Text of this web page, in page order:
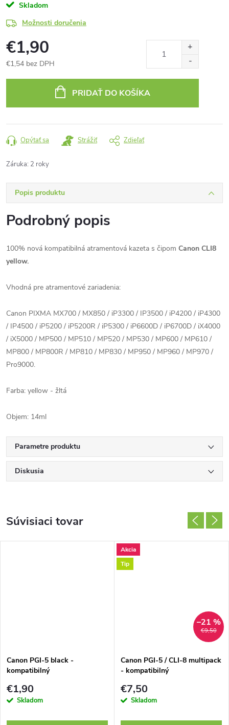
Skladom
Možnosti doručenia
€1,90
€1,54 bez DPH
PRIDAŤ DO KOŠÍKA
Opýtať sa Strážiť Zdieľať
Záruka: 2 roky
Popis produktu
Podrobný popis
100% nová kompatibilná atramentová kazeta s čipom Canon CLI8
yellow.
Vhodná pre atramentové zariadenia:
Canon PIXMA MX700 / MX850 / iP3300 / IP3500 / iP4200 / iP4300
/ IP4500 / iP5200 / iP5200R / iP5300 / iP6600D / iP6700D / iX4000
/ iX5000 / MP500 / MP510 / MP520 / MP530 / MP600 / MP610 /
MP800 / MP800R / MP810 / MP830 / MP950 / MP960 / MP970 /
Pro9000.
Farba: yellow - žltá
Objem: 14ml
Parametre produktu
Diskusia
Súvisiaci tovar
Canon PGI-5 black -
kompatibilný
€1,90
Skladom
Akcia
Tip
€9,50
–21 %
Canon PGI-5 / CLI-8 multipack
- kompatibilný
€7,50
Skladom